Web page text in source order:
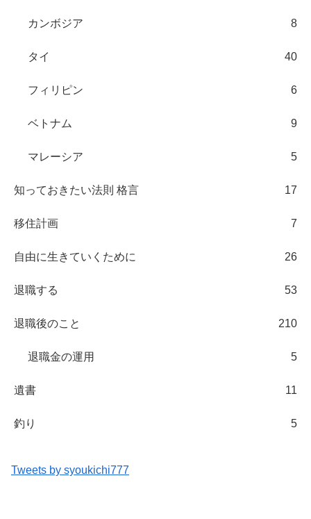
カンボジア 8
タイ 40
フィリピン 6
ベトナム 9
マレーシア 5
知っておきたい法則 格言 17
移住計画 7
自由に生きていくために 26
退職する 53
退職後のこと 210
退職金の運用 5
遺書 11
釣り 5
Tweets by syoukichi777